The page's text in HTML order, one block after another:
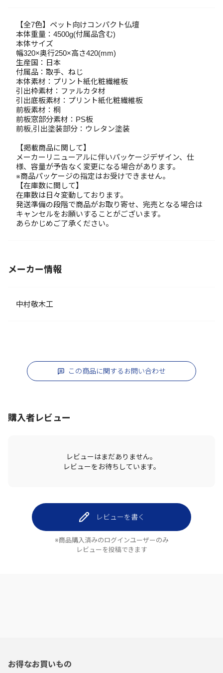
【全7色】ペット向けコンパクト仏壇
本体重量：4500g(付属品含む)
本体サイズ
幅320×奥行250×高さ420(mm)
生産国：日本
付属品：取手、ねじ
本体素材：プリント紙化粧繊維板
引出枠素材：ファルカタ材
引出底板素材：プリント紙化粧繊維板
前板素材：桐
前板窓部分素材：PS板
前板,引出塗装部分：ウレタン塗装
【掲載商品に関して】
メーカーリニューアルに伴いパッケージデザイン、仕
様、容量が予告なく変更になる場合があります。
※商品パッケージの指定はお受けできません。
【在庫数に関して】
在庫数は日々変動しております。
発送準備の段階で商品がお取り寄せ、完売となる場合は
キャンセルをお願いすることがございます。
あらかじめご了承ください。
メーカー情報
中村敬木工
この商品に関するお問い合わせ
購入者レビュー
レビューはまだありません。
レビューをお待ちしています。
レビューを書く
※商品購入済みのログインユーザーのみ
レビューを投稿できます
お得なお買いもの